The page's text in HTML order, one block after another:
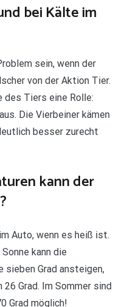
bei Kälte im
sein, wenn der
von der Aktion Tier.
des Tiers eine Rolle:
Die Vierbeiner kämen
besser zurecht
kann der
Auto, wenn es heiß ist.
kann die
sieben Grad ansteigen,
26 Grad. Im Sommer sind
Grad möglich!